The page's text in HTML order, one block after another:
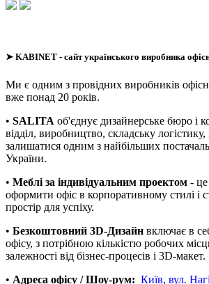
➤ KABINET - сайт українського виробника
Ми є одним з провідних виробників
вже понад 20 років.
• SALITA об'єднує дизайнерське бюро і
відділ, виробництво, складську
залишатися одним з найбільших
України.
• Меблі за індивідуальним проектом -
оформити офіс в корпоративному стилі і
простір для успіху.
• Безкоштовний 3D-Дизайн включає в
офісу, з потрібною кількістю робочих
залежності від бізнес-процесів і 3D-макет.
• Адреса офісу / Шоу-рум: Київ, вул.